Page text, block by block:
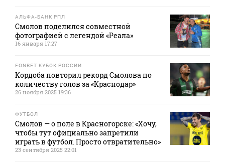
АЛЬФА-БАНК РПЛ
Смолов поделился совместной
фотографией с легендой «Реала»
16 января 17:27
FONBET КУБОК РОССИИ
Кордоба повторил рекорд Смолова по
количеству голов за «Краснодар»
26 ноября 2025 19:36
ФУТБОЛ
Смолов — о поле в Красногорске: «Хочу,
чтобы тут официально запретили
играть в футбол. Просто отвратительно»
23 сентября 2025 22:01